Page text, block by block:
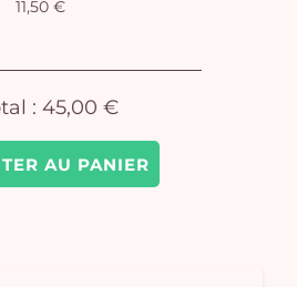
AU PANIER
11,50 €
: 45,00 €